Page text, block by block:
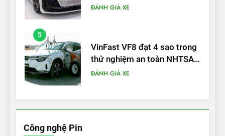
tại Mỹ
ĐÁNH GIÁ XE
6
Hệ thống treo đa điểm –
trang bị “đáng từng xu” trên
VinFast VF 6
ĐÁNH GIÁ XE
7
Công nghệ Pin